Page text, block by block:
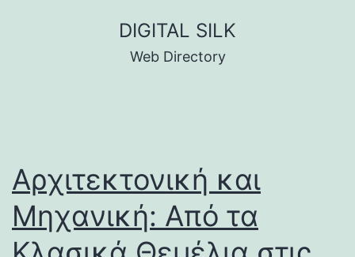
DIGITAL SILK
Web Directory
Αρχιτεκτονική και
Μηχανική: Από τα